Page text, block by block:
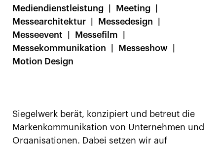
Mediendienstleistung
Meeting
Messearchitektur
Messedesign
Messeevent
Messefilm
Messekommunikation
Messeshow
Motion Design
Siegelwerk berät, konzipiert und betreut die
Markenkommunikation von Unternehmen und
Organisationen. Dabei setzen wir auf